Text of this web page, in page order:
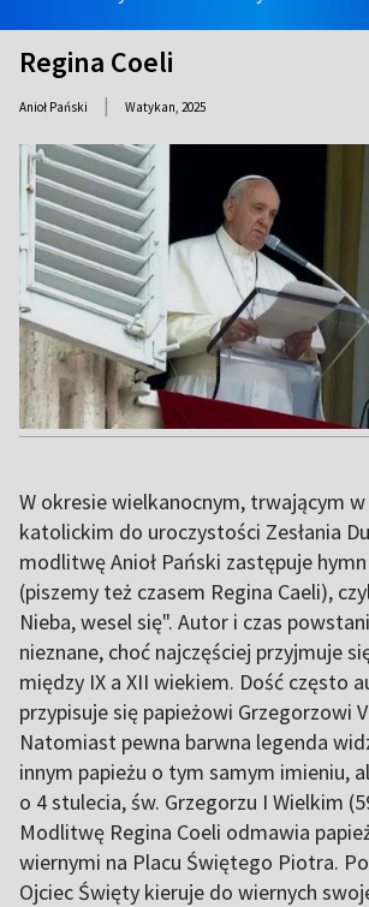
Regina Coeli
Anioł Pański | Watykan, 2025
W okresie wielkanocnym, trwającym
katolickim do uroczystości Zesłania
modlitwę Anioł Pański zastępuje
(piszemy też czasem Regina Caeli),
Nieba, wesel się". Autor i czas
nieznane, choć najczęściej przyjmuje
między IX a XII wiekiem. Dość często
przypisuje się papieżowi Grzegorzowi
Natomiast pewna barwna legenda
innym papieżu o tym samym imieniu,
o 4 stulecia, św. Grzegorzu I Wielkim
Modlitwę Regina Coeli odmawia
wiernymi na Placu Świętego Piotra.
Ojciec Święty kieruje do wiernych